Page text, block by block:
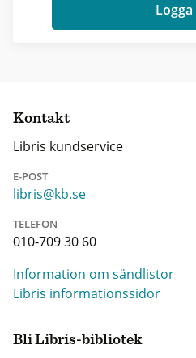
Logga
Kontakt
Libris kundservice
E-POST
libris@kb.se
TELEFON
010-709 30 60
Information om sändlistor
Libris informationssidor
Bli Libris-bibliotek